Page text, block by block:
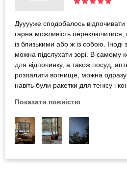
Дууууже сподобалось відпочивати в
гарна можливість
із близькими або ж із собою.
можна підслухати зорі. В самому кебіні є все необхідне
для відпочинку, а також посуд,
розпалити вогнище, можна одразу
навіть були ракетки для тенісу і
замовити трансфер і він довезе до
сніданок на вибір із меню. Також ми з подругою купалися
в чанах і це теж було дуже круто.
гарячому чані - 41-42 градуси і ви
Показати повністю